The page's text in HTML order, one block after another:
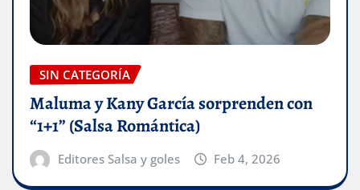
SIN CATEGORÍA
Maluma y Kany García sorprenden con
“1+1” (Salsa Romántica)
Editores Salsa y goles Feb 4, 2026